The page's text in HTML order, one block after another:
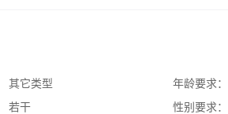
其它类型
若干
年龄要求：
性别要求：